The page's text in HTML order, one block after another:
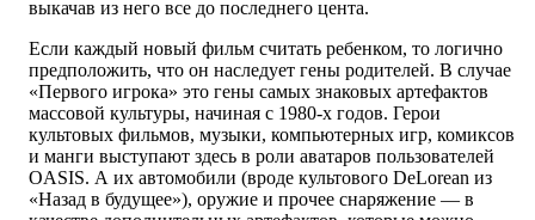
выкачав из него все до последнего цента.
Если каждый новый фильм считать ребенком, то логично
предположить, что он наследует гены родителей. В случае
«Первого игрока» это гены самых знаковых артефактов
массовой культуры, начиная с 1980-х годов. Герои
культовых фильмов, музыки, компьютерных игр, комиксов
и манги выступают здесь в роли аватаров пользователей
OASIS. А их автомобили (вроде культового DeLorean из
«Назад в будущее»), оружие и прочее снаряжение — в